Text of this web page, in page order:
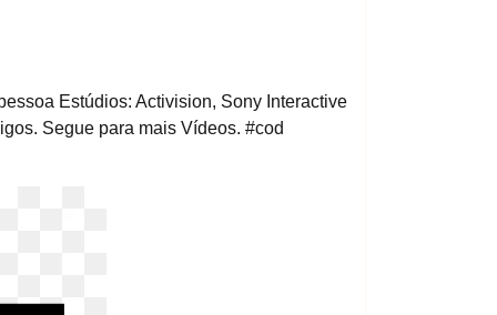
Estúdios: Activision, Sony Interactive
Segue para mais Vídeos. #cod